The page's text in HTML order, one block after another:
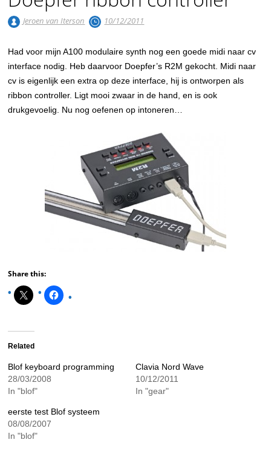
Jeroen van Iterson 10/12/2011
Had voor mijn A100 modulaire synth nog een goede midi naar cv
interface nodig. Heb daarvoor Doepfer’s R2M gekocht. Midi naar
cv is eigenlijk een extra op deze interface, hij is ontworpen als
ribbon controller. Ligt mooi zwaar in de hand, en is ook
drukgevoelig. Nu nog oefenen op intoneren…
Share this:
Related
Blof keyboard programming
28/03/2008
In "blof"
Clavia Nord Wave
10/12/2011
In "gear"
eerste test Blof systeem
08/08/2007
In "blof"